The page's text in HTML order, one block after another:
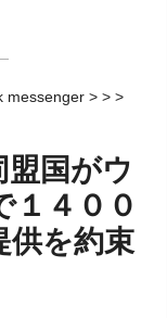
messenger > > >
盟国がウ
１４００
供を約束